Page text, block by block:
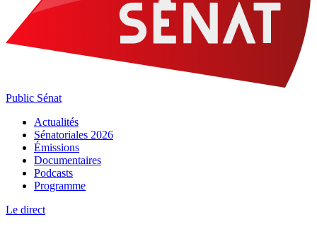
Public Sénat
Actualités
Sénatoriales 2026
Émissions
Documentaires
Podcasts
Programme
Le direct